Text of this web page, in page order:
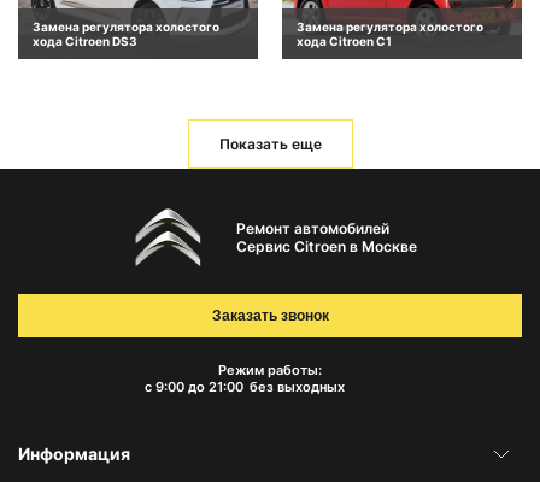
Замена регулятора холостого
хода Citroen DS3
Замена регулятора холостого
хода Citroen C1
Показать еще
Ремонт автомобилей
Сервис Citroen в Москве
Режим работы:
с 9:00 до 21:00 без выходных
Заказать звонок
Информация